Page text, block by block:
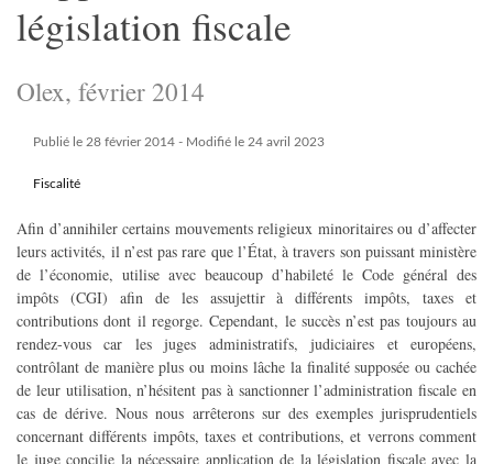
législation fiscale
Olex, février 2014
Publié le 28 février 2014- Modifié le 24 avril 2023
Fiscalité
Afin d’annihiler certains mouvements religieux minoritaires ou d’affecter
leurs activités, il n’est pas rare que l’État, à travers son puissant ministère
de l’économie, utilise avec beaucoup d’habileté le Code général des
impôts (CGI) afin de les assujettir à différents impôts, taxes et
contributions dont il regorge. Cependant, le succès n’est pas toujours au
rendez-vous car les juges administratifs, judiciaires et européens,
contrôlant de manière plus ou moins lâche la finalité supposée ou cachée
de leur utilisation, n’hésitent pas à sanctionner l’administration fiscale en
cas de dérive. Nous nous arrêterons sur des exemples jurisprudentiels
concernant différents impôts, taxes et contributions, et verrons comment
le juge concilie la nécessaire application de la législation fiscale avec la